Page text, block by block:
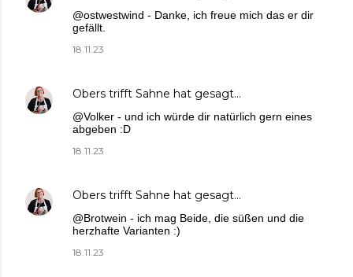
@ostwestwind - Danke, ich freue mich das er dir
gefällt.
18.11.23
Obers trifft Sahne hat gesagt…
@Volker - und ich würde dir natürlich gern eines
abgeben :D
18.11.23
Obers trifft Sahne hat gesagt…
@Brotwein - ich mag Beide, die süßen und die
herzhafte Varianten :)
18.11.23